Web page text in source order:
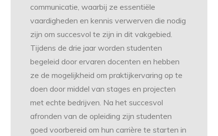
communicatie, waarbij ze essentiële
vaardigheden en kennis verwerven die nodig
zijn om succesvol te zijn in dit vakgebied.
Tijdens de drie jaar worden studenten
begeleid door ervaren docenten en hebben
ze de mogelijkheid om praktijkervaring op te
doen door middel van stages en projecten
met echte bedrijven. Na het succesvol
afronden van de opleiding zijn studenten
goed voorbereid om hun carrière te starten in